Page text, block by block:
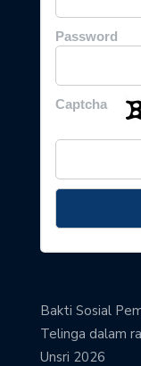
Password
Captcha
Bakti Sosial
Telinga dalam
Unsri 2026